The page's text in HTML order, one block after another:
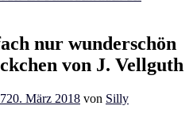
nur wunderschön
von J. Vellguth
20. März 2018 von Silly